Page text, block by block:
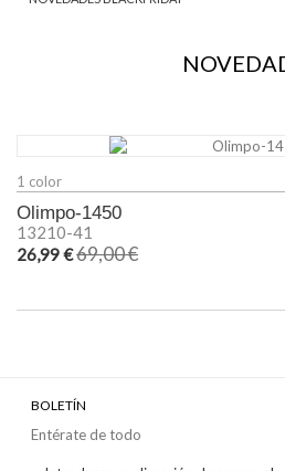
1 color
Olimpo-1450
13210-41
26,99 €69,00 €
BOLETÍN
Entérate de todo